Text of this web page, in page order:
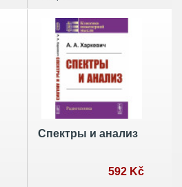
Спектры и анализ
592 Kč